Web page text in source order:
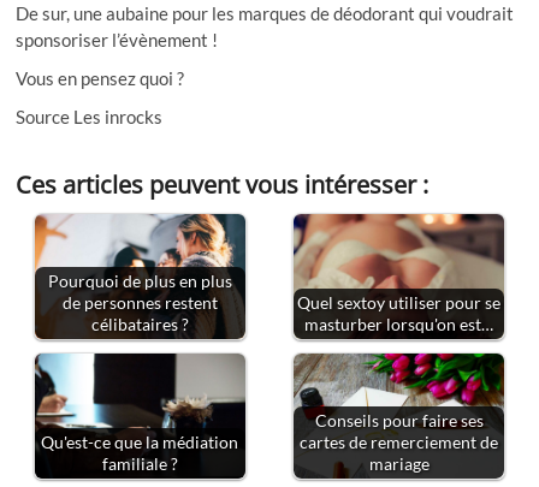
De sur, une aubaine pour les marques de déodorant qui voudrait
sponsoriser l’évènement !
Vous en pensez quoi ?
Source Les inrocks
Ces articles peuvent vous intéresser :
Pourquoi de plus en plus
de personnes restent
célibataires ?
Quel sextoy utiliser pour se
masturber lorsqu'on est…
Qu'est-ce que la médiation
familiale ?
Conseils pour faire ses
cartes de remerciement de
mariage